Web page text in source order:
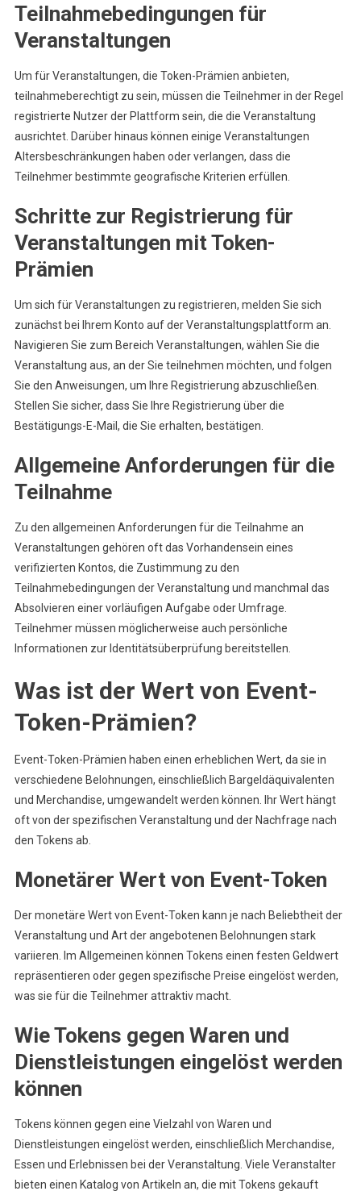
Teilnahmebedingungen für
Veranstaltungen
Um für Veranstaltungen, die Token-Prämien anbieten,
teilnahmeberechtigt zu sein, müssen die Teilnehmer in der Regel
registrierte Nutzer der Plattform sein, die die Veranstaltung
ausrichtet. Darüber hinaus können einige Veranstaltungen
Altersbeschränkungen haben oder verlangen, dass die
Teilnehmer bestimmte geografische Kriterien erfüllen.
Schritte zur Registrierung für
Veranstaltungen mit Token-
Prämien
Um sich für Veranstaltungen zu registrieren, melden Sie sich
zunächst bei Ihrem Konto auf der Veranstaltungsplattform an.
Navigieren Sie zum Bereich Veranstaltungen, wählen Sie die
Veranstaltung aus, an der Sie teilnehmen möchten, und folgen
Sie den Anweisungen, um Ihre Registrierung abzuschließen.
Stellen Sie sicher, dass Sie Ihre Registrierung über die
Bestätigungs-E-Mail, die Sie erhalten, bestätigen.
Allgemeine Anforderungen für die
Teilnahme
Zu den allgemeinen Anforderungen für die Teilnahme an
Veranstaltungen gehören oft das Vorhandensein eines
verifizierten Kontos, die Zustimmung zu den
Teilnahmebedingungen der Veranstaltung und manchmal das
Absolvieren einer vorläufigen Aufgabe oder Umfrage.
Teilnehmer müssen möglicherweise auch persönliche
Informationen zur Identitätsüberprüfung bereitstellen.
Was ist der Wert von Event-
Token-Prämien?
Event-Token-Prämien haben einen erheblichen Wert, da sie in
verschiedene Belohnungen, einschließlich Bargeldäquivalenten
und Merchandise, umgewandelt werden können. Ihr Wert hängt
oft von der spezifischen Veranstaltung und der Nachfrage nach
den Tokens ab.
Monetärer Wert von Event-Token
Der monetäre Wert von Event-Token kann je nach Beliebtheit der
Veranstaltung und Art der angebotenen Belohnungen stark
variieren. Im Allgemeinen können Tokens einen festen Geldwert
repräsentieren oder gegen spezifische Preise eingelöst werden,
was sie für die Teilnehmer attraktiv macht.
Wie Tokens gegen Waren und
Dienstleistungen eingelöst werden
können
Tokens können gegen eine Vielzahl von Waren und
Dienstleistungen eingelöst werden, einschließlich Merchandise,
Essen und Erlebnissen bei der Veranstaltung. Viele Veranstalter
bieten einen Katalog von Artikeln an, die mit Tokens gekauft